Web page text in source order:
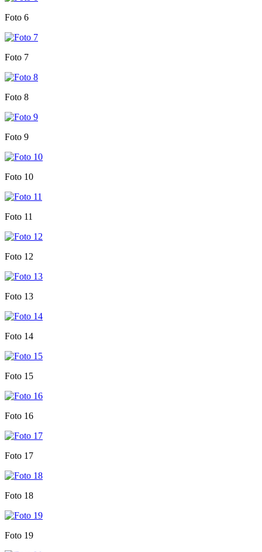
Foto 6
Foto 7
Foto 8
Foto 9
Foto 10
Foto 11
Foto 12
Foto 13
Foto 14
Foto 15
Foto 16
Foto 17
Foto 18
Foto 19